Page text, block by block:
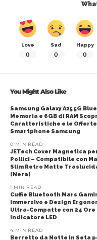
Love
0
Sad
0
Happy
0
You Might Also Like
Samsung Galaxy A25 5G
Memoria e 6GB di RAM
Caratteristiche e le Offerte
Smartphone Samsung
0 MIN READ
JETech Cover Magnetica
Pollici – Compatibile con
Slim Retro Matte
(Nera)
1 MIN READ
Cuffie Bluetooth Mars
Immersivo e Design
Ultra-Compatte con 24
Indicatore LED
4 MIN READ
Berretto da Notte in Seta